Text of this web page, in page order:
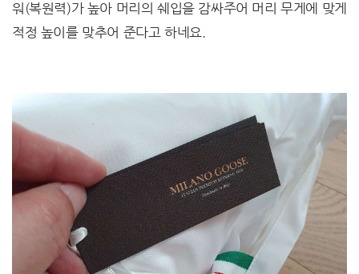
워(복원력)가 높아 머리의 쉐입을 감싸주어 머리 무게에 맞게
적정 높이를 맞추어 준다고 하네요.